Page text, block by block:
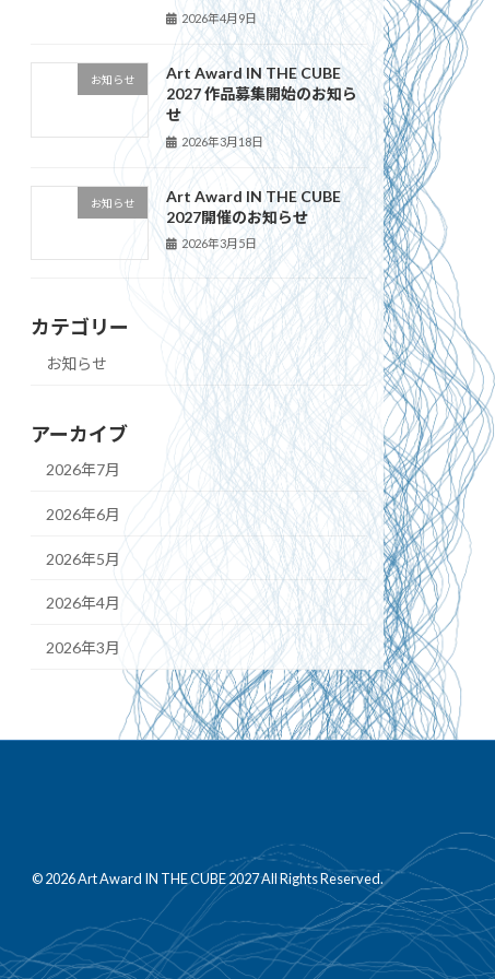
2026年4月9日
お知らせ
Art Award IN THE CUBE
2027 作品募集開始のお知ら
せ
2026年3月18日
お知らせ
Art Award IN THE CUBE
2027開催のお知らせ
2026年3月5日
カテゴリー
お知らせ
アーカイブ
2026年7月
2026年6月
2026年5月
2026年4月
2026年3月
© 2026 Art Award IN THE CUBE 2027 All Rights Reserved.